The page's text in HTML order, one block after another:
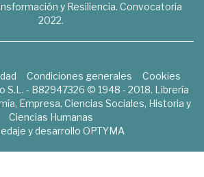
y Resiliencia. Convocatoria
2022.
Condiciones generales
Cookies
S.L. - B82947326 © 1948 - 2018. Librería
Empresa, Ciencias Sociales, Historia y
Ciencias Humanas
y desarrollo OPTYMA